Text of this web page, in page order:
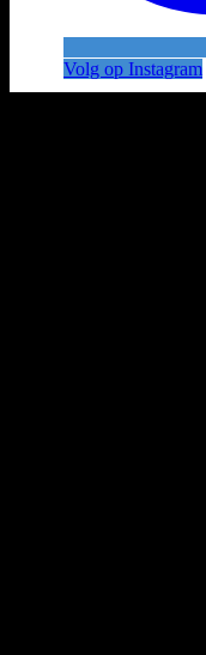
Volg op Instagram